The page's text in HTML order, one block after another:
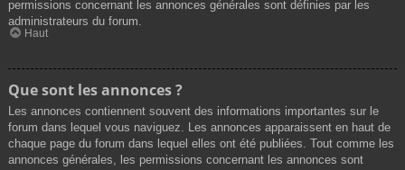
permissions concernant les annonces générales sont définies par les
administrateurs du forum.
Haut
Que sont les annonces ?
Les annonces contiennent souvent des informations importantes sur le
forum dans lequel vous naviguez. Les annonces apparaissent en haut de
chaque page du forum dans lequel elles ont été publiées. Tout comme les
annonces générales, les permissions concernant les annonces sont